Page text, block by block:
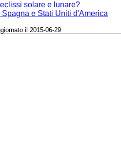
solare e lunare?
e Stati Uniti d'America
il 2015-06-29